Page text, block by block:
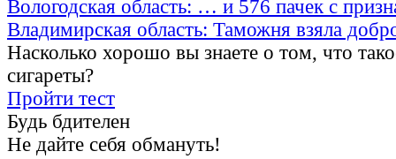
Вологодская область: … и 576 пачек с
Владимирская область: Таможня взяла
Насколько хорошо вы знаете о том, что
сигареты?
Пройти тест
Будь бдителен
Не дайте себя обмануть!